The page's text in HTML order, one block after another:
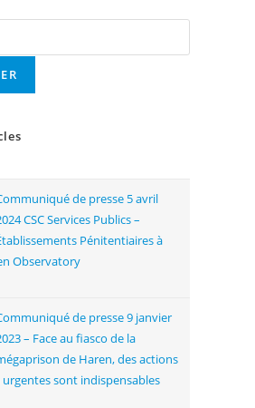
de presse 5 avril
CSC Services Publics –
Pénitentiaires à
Observatory
de presse 9 janvier
– Face au fiasco de la
de Haren, des actions
sont indispensables